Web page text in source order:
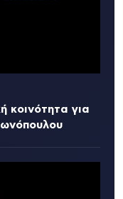
κοινότητα για